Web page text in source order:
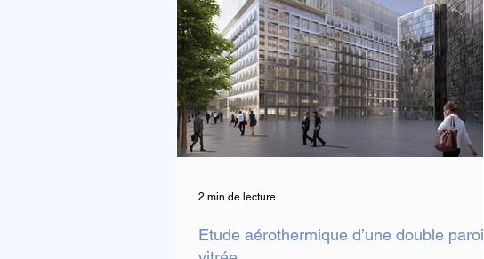
Etude aérothermique d’une double paroi
2 min de lecture